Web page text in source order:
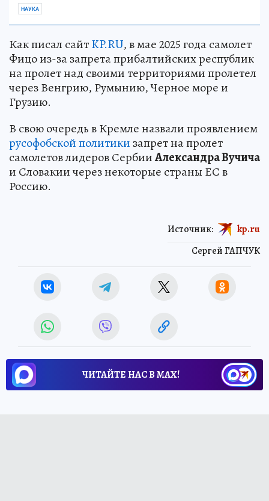
НАУКА
Как писал сайтKP.RU, в мае 2025 года самолет
Фицо из-за запрета прибалтийских республик
на пролет над своими территориями пролетел
через Венгрию, Румынию, Черное море и
Грузию.
В свою очередь в Кремле назвали проявлением
русофобской политики запрет на пролет
самолетов лидеров СербииАлександра Вучича
и Словакии через некоторые страны ЕС в
Россию.
Сергей ГАПЧУК
Источник: kp.ru
ЧИТАЙТЕ НАС В МАХ!